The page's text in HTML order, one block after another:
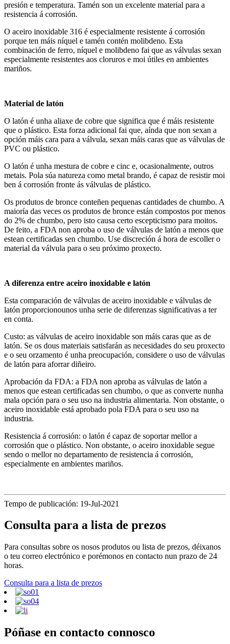
presión e temperatura. Tamén son un excelente material para a
resistencia á corrosión.
O aceiro inoxidable 316 é especialmente resistente á corrosión
porque ten máis níquel e tamén contén molibdeno. Esta
combinación de ferro, níquel e molibdeno fai que as válvulas sexan
especialmente resistentes aos cloruros e moi útiles en ambientes
mariños.
Material de latón
O latón é unha aliaxe de cobre que significa que é máis resistente
que o plástico. Esta forza adicional fai que, aínda que non sexan a
opción máis cara para a válvula, sexan máis caras que as válvulas de
PVC ou plástico.
O latón é unha mestura de cobre e cinc e, ocasionalmente, outros
metais. Pola súa natureza como metal brando, é capaz de resistir moi
ben á corrosión fronte ás válvulas de plástico.
Os produtos de bronce conteñen pequenas cantidades de chumbo. A
maioría das veces os produtos de bronce están compostos por menos
do 2% de chumbo, pero isto causa certo escepticismo para moitos.
De feito, a FDA non aproba o uso de válvulas de latón a menos que
estean certificadas sen chumbo. Use discreción á hora de escoller o
material da válvula para o seu próximo proxecto.
A diferenza entre aceiro inoxidable e latón
Esta comparación de válvulas de aceiro inoxidable e válvulas de
latón proporcionounos unha serie de diferenzas significativas a ter
en conta.
Custo: as válvulas de aceiro inoxidable son máis caras que as de
latón. Se os dous materiais satisfarán as necesidades do seu proxecto
e o seu orzamento é unha preocupación, considere o uso de válvulas
de latón para aforrar diñeiro.
Aprobación da FDA: a FDA non aproba as válvulas de latón a
menos que estean certificadas sen chumbo, o que as converte nunha
mala opción para o seu uso na industria alimentaria. Non obstante, o
aceiro inoxidable está aprobado pola FDA para o seu uso na
industria.
Resistencia á corrosión: o latón é capaz de soportar mellor a
corrosión que o plástico. Non obstante, o aceiro inoxidable segue
sendo o mellor no departamento de resistencia á corrosión,
especialmente en ambientes mariños.
Tempo de publicación: 19-Jul-2021
Consulta para a lista de prezos
Para consultas sobre os nosos produtos ou lista de prezos, déixanos
o teu correo electrónico e porémonos en contacto nun prazo de 24
horas.
Consulta para a lista de prezos
Póñase en contacto connosco